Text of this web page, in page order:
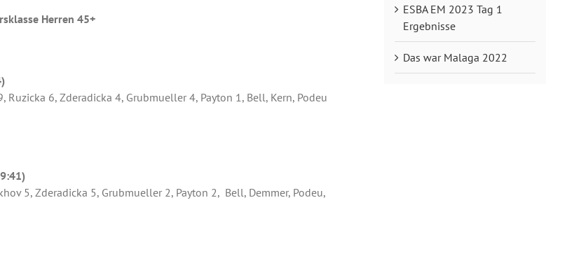
Herren 45+
Ruzicka 6, Zderadicka 4, Grubmueller 4, Payton 1, Bell, Kern, Podeu
5, Zderadicka 5, Grubmueller 2, Payton 2, Bell, Demmer, Podeu,
ESBA EM 2023 Tag 1
Ergebnisse
Das war Malaga 2022